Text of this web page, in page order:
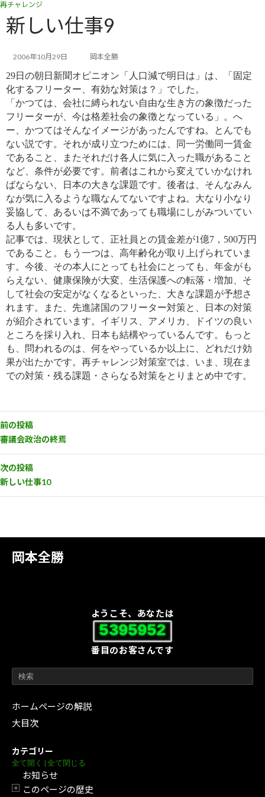
コ
ン
テ
ス
キ
プ
ナ
ビ
ゲ
ン
に
動
岡本全勝
ようこそ、あなたは
5395952
番目のお客さんです
ホームページの解説
大目次
カテゴリー
全て開く | 全て閉じる
お知らせ
このページの歴史
再チャレンジ
新しい仕事9
2006年10月29日 岡本全勝
29日の朝日新聞オピニオン「人口減で明日は」は、「固定
化するフリーター、有効な対策は？」でした。
「かつては、会社に縛られない自由な生き方の象徴だった
フリーターが、今は格差社会の象徴となっている」。へ
ー、かつてはそんなイメージがあったんですね。とんでも
ない説です。それが成り立つためには、同一労働同一賃金
であるこ と、またそれだけ各人に気に入った職があること
など、条件が必要です。前者はこれから変えていかなけれ
ばならない、日本の大きな課題です。後者は、そんなみん
なが気に入るような職なんてないですよね。大なり小なり
妥協して、あるいは不満であっても職場にしがみついてい
る人も多いです。
記事では、現状として、正社員との賃金差が1億7，500万円
であること。もう一つは、高年齢化が取り上げられていま
す。今後、その本人にとっても社会にとっても、年金がも
らえない、健康保険が大変、生活保護への転落・増加、そ
して社会の安定がなくなるといった、大きな課題が予想さ
れます。また、先進諸国のフリーター対策と、日本の対策
が紹介されています。イギリス、アメリカ、ドイツの良い
ところを採り入れ、日本も結構やっているんです。もっと
も、問われるのは、何をやっているか以上に、どれだけ効
果が出たかです。再チャレンジ対策室では、いま、現在ま
での対策・残る課題・さらなる対策をとりまとめ中です。
前の投稿
審議会政治の終焉
次の投稿
新しい仕事10